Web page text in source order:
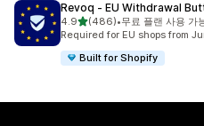
Revoq ‑ EU Withdrawal
4.9별 5개 중
(486)
총 리뷰 486개
•무료 플랜 사용 가
Required for EU shops from
Built for Shopify